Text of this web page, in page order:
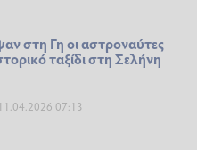
στη Γη οι αστροναύτες
ταξίδι στη Σελήνη
11.04.2026 07:13